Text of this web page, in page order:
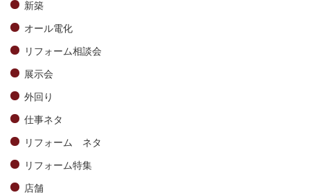
新築
オール電化
リフォーム相談会
展示会
外回り
仕事ネタ
リフォーム ネタ
リフォーム特集
店舗